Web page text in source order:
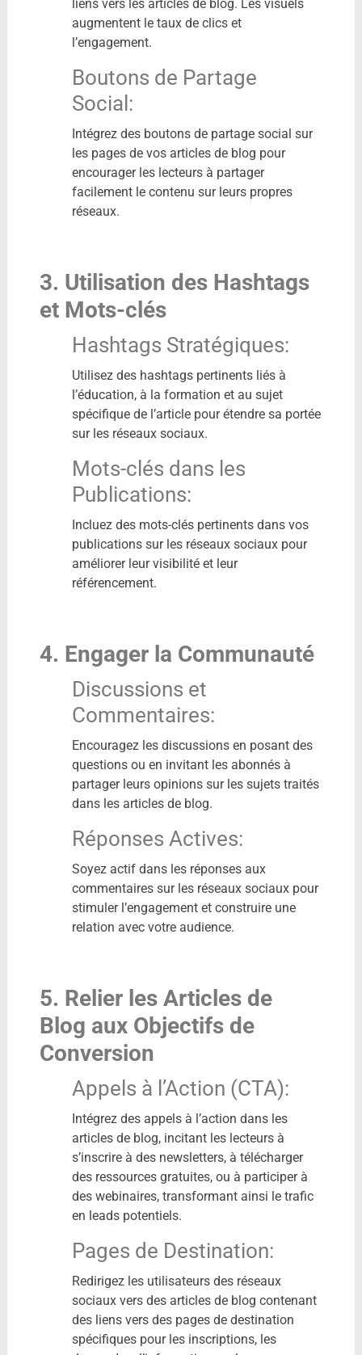
liens vers les articles de blog. Les visuels
augmentent le taux de clics et
l’engagement.
Boutons de Partage
Social:
Intégrez des boutons de partage social sur
les pages de vos articles de blog pour
encourager les lecteurs à partager
facilement le contenu sur leurs propres
réseaux.
3. Utilisation des Hashtags
et Mots-clés
Hashtags Stratégiques:
Utilisez des hashtags pertinents liés à
l’éducation, à la formation et au sujet
spécifique de l’article pour étendre sa portée
sur les réseaux sociaux.
Mots-clés dans les
Publications:
Incluez des mots-clés pertinents dans vos
publications sur les réseaux sociaux pour
améliorer leur visibilité et leur
référencement.
4. Engager la Communauté
Discussions et
Commentaires:
Encouragez les discussions en posant des
questions ou en invitant les abonnés à
partager leurs opinions sur les sujets traités
dans les articles de blog.
Réponses Actives:
Soyez actif dans les réponses aux
commentaires sur les réseaux sociaux pour
stimuler l’engagement et construire une
relation avec votre audience.
5. Relier les Articles de
Blog aux Objectifs de
Conversion
Appels à l’Action (CTA):
Intégrez des appels à l’action dans les
articles de blog, incitant les lecteurs à
s’inscrire à des newsletters, à télécharger
des ressources gratuites, ou à participer à
des webinaires, transformant ainsi le trafic
en leads potentiels.
Pages de Destination:
Redirigez les utilisateurs des réseaux
sociaux vers des articles de blog contenant
des liens vers des pages de destination
spécifiques pour les inscriptions, les